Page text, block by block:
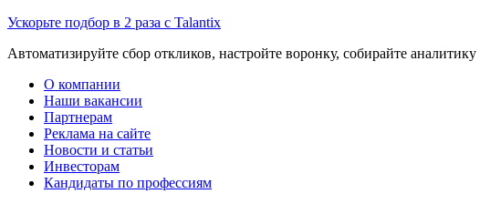
Ускорьте подбор в 2 раза с Talantix
Автоматизируйте сбор откликов, настройте воронку, собирайте
О компании
Наши вакансии
Партнерам
Реклама на сайте
Новости и статьи
Инвесторам
Кандидаты по профессиям